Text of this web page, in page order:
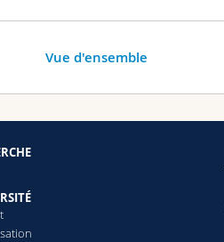
Vue d'ensemble